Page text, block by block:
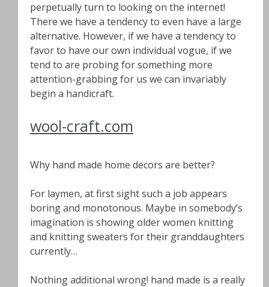
perpetually turn to looking on the internet!
There we have a tendency to even have a large
alternative. However, if we have a tendency to
favor to have our own individual vogue, if we
tend to are probing for something more
attention-grabbing for us we can invariably
begin a handicraft.
wool-craft.com
Why hand made home decors are better?
For laymen, at first sight such a job appears
boring and monotonous. Maybe in somebody’s
imagination is showing older women knitting
and knitting sweaters for their granddaughters
currently…
Nothing additional wrong! hand made is a really